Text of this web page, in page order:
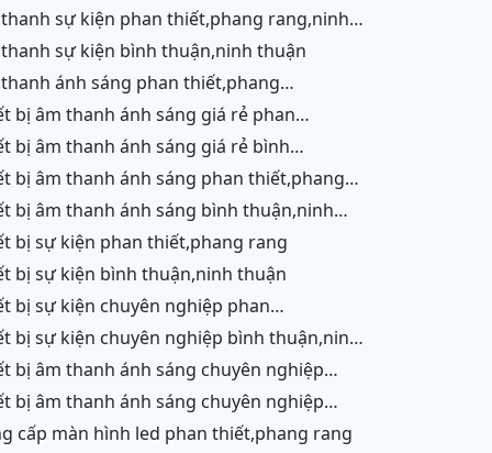
ranh
thanh sự kiện bình thuận,ninh thuận
chữ,vĩnh hy,cam ranh
rang,ninh chữ,vĩnh hy, ninh thuận
thuận
chữ,vĩnh hy,cam ranh
bị sự kiện phan thiết,phang rang
bị sự kiện bình thuận,ninh thuận
rang,ninh chữ,vĩnh hy,cam ranh
thiết,phang rang,ninh chữ,vĩnh hy,cam
thuận
thuận,ninh thuận
cấp màn hình led phan thiết,phang rang